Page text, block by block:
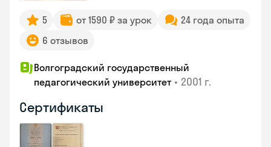
5 от 1590 ₽ за урок
24 года опыта
6 отзывов
Волгоградский государственный
педагогический университет • 2001 г.
Сертификаты